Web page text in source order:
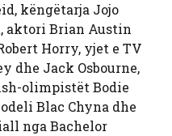
këngëtarja Jojo
aktori Brian Austin
Horry, yjet e TV
dhe Jack Osbourne,
olimpistët Bodie
Blac Chyna dhe
nga Bachelor